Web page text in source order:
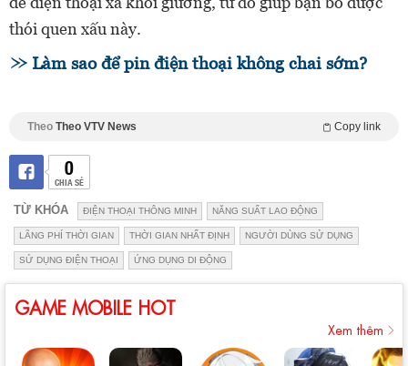
thói quen xấu này.
Làm sao để pin điện thoại không chai sớm?
Theo Theo VTV News Copy link
0
CHIA SẺ
TỪ KHÓA ĐIỆN THOẠI THÔNG MINH NĂNG SUẤT LAO ĐỘNG
LÃNG PHÍ THỜI GIAN THỜI GIAN NHẤT ĐỊNH NGƯỜI DÙNG SỬ DỤNG
SỬ DỤNG ĐIỆN THOẠI ỨNG DỤNG DI ĐỘNG
GAME MOBILE HOT
Xem thêm